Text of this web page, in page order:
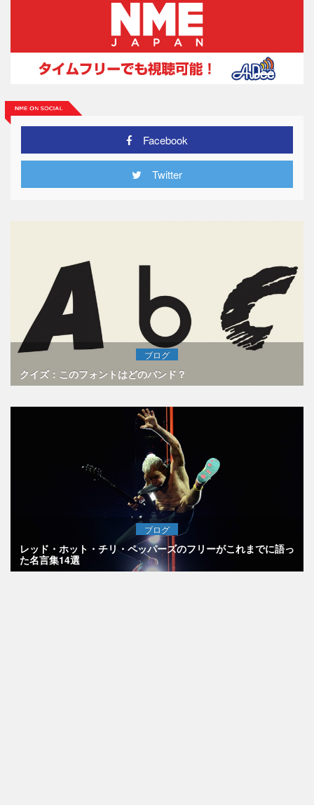
Facebook
Twitter
ブログ
クイズ：このフォントはどのバンド？
ブログ
レッド・ホット・チリ・ペッパーズのフリーがこれまでに語っ
た名言集14選